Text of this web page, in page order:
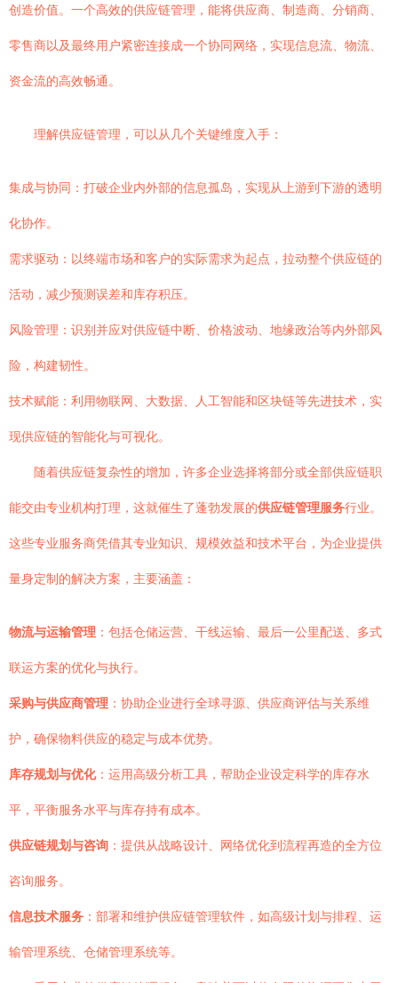
创造价值。一个高效的供应链管理，能将供应商、制造商、分销商、
零售商以及最终用户紧密连接成一个协同网络，实现信息流、物流、
资金流的高效畅通。
理解供应链管理，可以从几个关键维度入手：
集成与协同：打破企业内外部的信息孤岛，实现从上游到下游的透明
化协作。
需求驱动：以终端市场和客户的实际需求为起点，拉动整个供应链的
活动，减少预测误差和库存积压。
风险管理：识别并应对供应链中断、价格波动、地缘政治等内外部风
险，构建韧性。
技术赋能：利用物联网、大数据、人工智能和区块链等先进技术，实
现供应链的智能化与可视化。
随着供应链复杂性的增加，许多企业选择将部分或全部供应链职
能交由专业机构打理，这就催生了蓬勃发展的供应链管理服务行业。
这些专业服务商凭借其专业知识、规模效益和技术平台，为企业提供
量身定制的解决方案，主要涵盖：
物流与运输管理 ：包括仓储运营、干线运输、最后一公里配送、多式
联运方案的优化与执行。
采购与供应商管理 ：协助企业进行全球寻源、供应商评估与关系维
护，确保物料供应的稳定与成本优势。
库存规划与优化：运用高级分析工具，帮助企业设定科学的库存水
平，平衡服务水平与库存持有成本。
供应链规划与咨询 ：提供从战略设计、网络优化到流程再造的全方位
咨询服务。
信息技术服务 ：部署和维护供应链管理软件，如高级计划与排程、运
输管理系统、仓储管理系统等。